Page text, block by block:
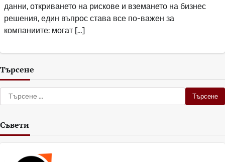
данни, откриването на рискове и вземането на бизнес
решения, един въпрос става все по-важен за
компаниите: могат […]
Търсене
Търсене
за:
Съвети